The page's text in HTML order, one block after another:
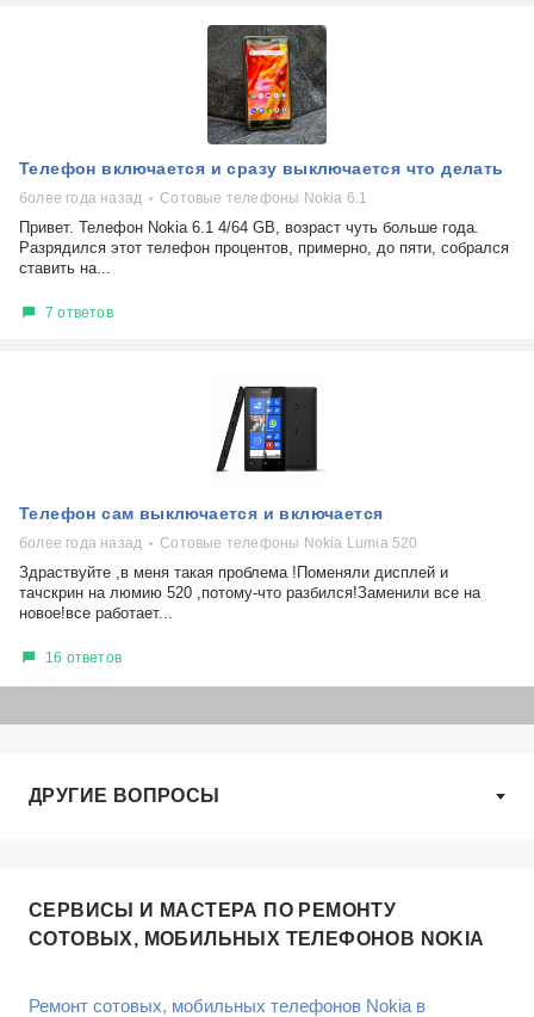
Телефон включается и сразу выключается что делать
более года назад Сотовые телефоны Nokia 6.1
Привет. Телефон Nokia 6.1 4/64 GB, возраст чуть больше года.
Разрядился этот телефон процентов, примерно, до пяти, собрался
ставить на...
7 ответов
Телефон сам выключается и включается
более года назад Сотовые телефоны Nokia Lumia 520
Здраствуйте ,в меня такая проблема !Поменяли дисплей и
тачскрин на люмию 520 ,потому-что разбился!Заменили все на
новое!все работает...
16 ответов
ДРУГИЕ ВОПРОСЫ
СЕРВИСЫ И МАСТЕРА ПО РЕМОНТУ
СОТОВЫХ, МОБИЛЬНЫХ ТЕЛЕФОНОВ NOKIA
Ремонт сотовых, мобильных телефонов Nokia в